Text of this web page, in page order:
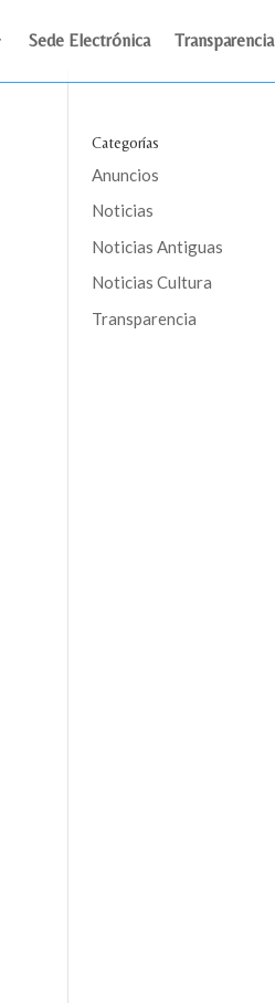
Sede Electrónica Transparencia
Categorías
Anuncios
Noticias
Noticias Antiguas
Noticias Cultura
Transparencia